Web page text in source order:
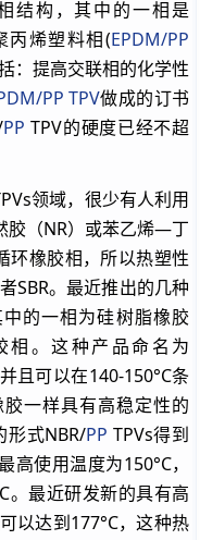
结构，其中的一相是
丙烯塑料相(EPDM/PP
：提高交联相的化学性
PP TPV做成的订书
PP TPV的硬度已经不超
领域，很少有人利用
胶（NR）或苯乙烯―丁
环橡胶相，所以热塑性
SBR。最近推出的几种
的一相为硅树脂橡胶
相。这种产品命名为
且可以在140-150°C条
一样具有高稳定性的
形式NBR/PP TPVs得到
使用温度为150°C，
。最近研发新的具有高
以达到177°C，这种热